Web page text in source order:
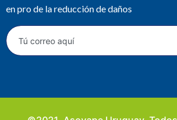
en pro de la reducción de daños